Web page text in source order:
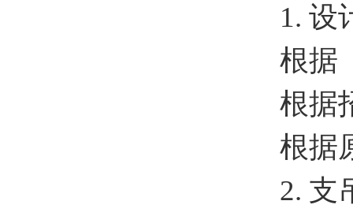
1. 设
根据
根据
根据
2. 支